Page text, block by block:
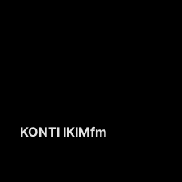
KONTI IKIMfm